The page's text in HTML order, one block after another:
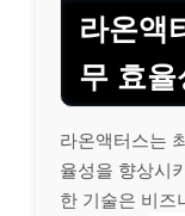
라온액
무 효율
라온액터스는
율성을 향상시
한 기술은 비즈